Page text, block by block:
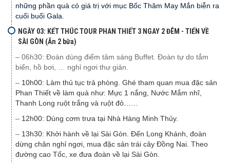
những phần quà có giá trị với mục Bốc Thăm May Mắn biễn ra
cuối buổi Gala.
NGÀY 03: KẾT THÚC TOUR PHAN THIẾT 3 NGAY 2 ĐÊM - TIẾN VỀ
SÀI GÒN (Ăn 2 bữa)
– 06h30: Đoàn dùng điểm tâm sáng Buffet. Đoàn tự do tắm
biển, hồ bơi, … nghỉ ngơi thư giản.
– 10h00: Làm thủ tục trả phòng. Ghé tham quan mua đặc sản
Phan Thiết về làm quà như: Mực 1 nắng, Nước Mắm nhĩ,
Thanh Long ruột trắng và ruột đỏ……
– 12h00: Dùng cơm trưa tại Nhà Hàng Minh Thủy.
– 13h30: Khởi hành về lại Sài Gòn. Đến Long Khánh, đoàn
dừng chân nghỉ ngơi, mua đặc sản trái cây Đồng Nai. Theo
đường cao Tốc, xe đưa đoàn về lại Sài Gòn.